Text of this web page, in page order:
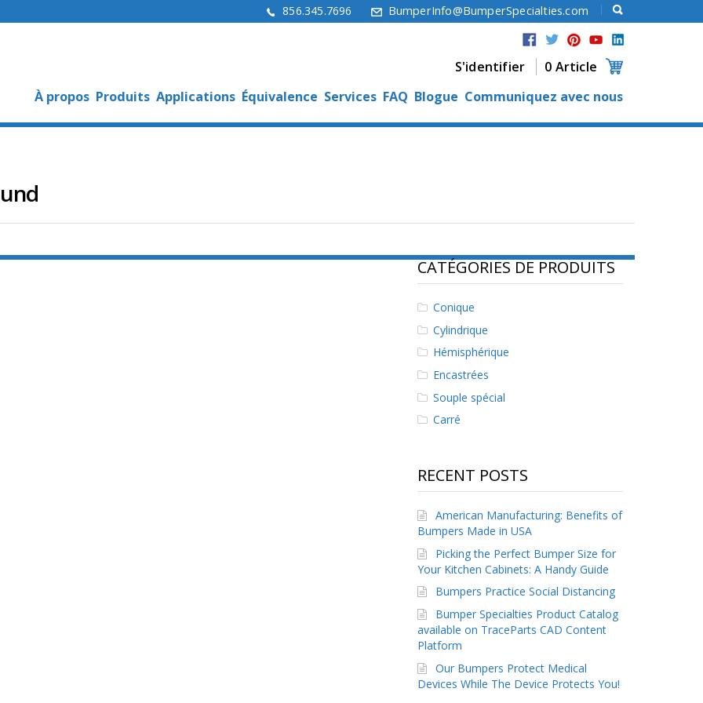
856.345.7696 BumperInfo@BumperSpecialties.com
S'identifier
0 Article
À propos Produits Applications Équivalence Services FAQ Blogue Communiquez avec nous
CATÉGORIES DE PRODUITS
Conique
Cylindrique
Hémisphérique
Encastrées
Souple spécial
Carré
RECENT POSTS
American Manufacturing: Benefits of
Bumpers Made in USA
Picking the Perfect Bumper Size for
Your Kitchen Cabinets: A Handy Guide
Bumpers Practice Social Distancing
Bumper Specialties Product Catalog
available on TraceParts CAD Content
Platform
Our Bumpers Protect Medical
Devices While The Device Protects You!